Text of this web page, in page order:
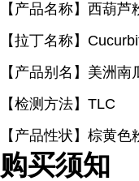
【产品名称】西葫芦
【拉丁名称】
【产品别名】 美洲南
【检测方法】TLC
【产品性状】棕黄色
购买须知